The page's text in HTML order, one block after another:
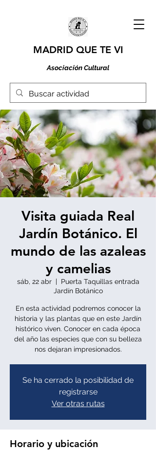
MADRID QUE TE VI
Asociación Cultural
Visita guiada Real
Jardín Botánico. El
mundo de las azaleas
y camelias
sáb, 22 abr
  |
Puerta Taquillas entrada
Jardín Botánico
En esta actividad podremos conocer la
historia y las plantas que en este Jardín
histórico viven. Conocer en cada época
del año las especies que con su belleza
nos dejaran impresionados.
Se ha cerrado la posibilidad de
registrarse
Ver otras rutas
Horario y ubicación